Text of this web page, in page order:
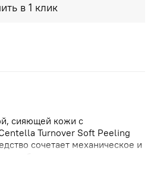
в 1 клик
сияющей кожи с
Turnover Soft Peeling
сочетает механическое и
— без сухости,